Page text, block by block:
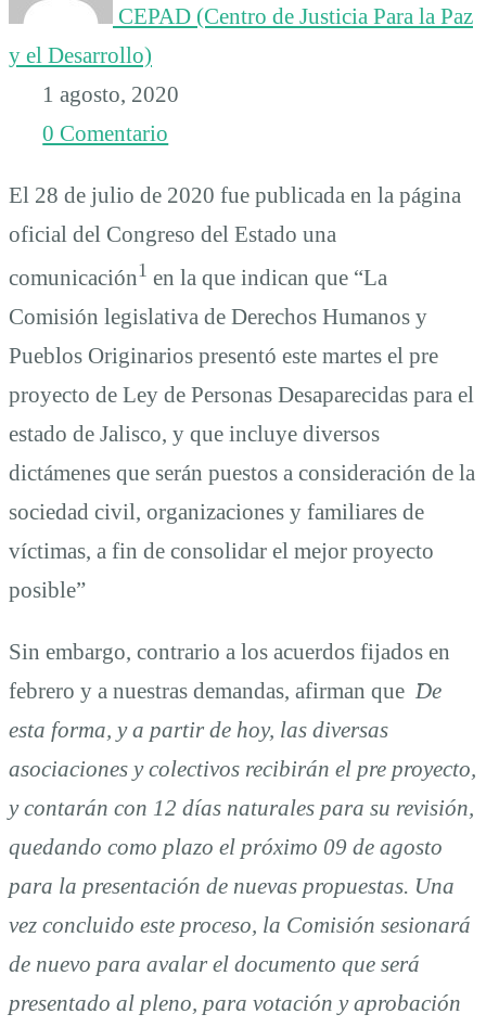
CEPAD (Centro de Justicia Para la Paz
y el Desarrollo)
1 agosto, 2020
0 Comentario
El 28 de julio de 2020 fue publicada en la página
oficial del Congreso del Estado una
comunicación1 en la que indican que “La
Comisión legislativa de Derechos Humanos y
Pueblos Originarios presentó este martes el pre
proyecto de Ley de Personas Desaparecidas para el
estado de Jalisco, y que incluye diversos
dictámenes que serán puestos a consideración de la
sociedad civil, organizaciones y familiares de
víctimas, a fin de consolidar el mejor proyecto
posible”
Sin embargo, contrario a los acuerdos fijados en
febrero y a nuestras demandas, afirman que ̈De
esta forma, y a partir de hoy, las diversas
asociaciones y colectivos recibirán el pre proyecto,
y contarán con 12 días naturales para su revisión,
quedando como plazo el próximo 09 de agosto
para la presentación de nuevas propuestas. Una
vez concluido este proceso, la Comisión sesionará
de nuevo para avalar el documento que será
presentado al pleno, para votación y aprobación